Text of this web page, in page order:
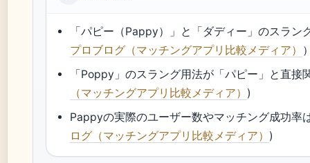
「パピー（Pappy）」と「ダディー」のスラ
プロブログ（マッチングアプリ比較メディア）
「Poppy」のスラング用法が「パピー」と直
（マッチングアプリ比較メディア） )
Pappyの実際のユーザー数やマッチング成功率
ログ（マッチングアプリ比較メディア） )